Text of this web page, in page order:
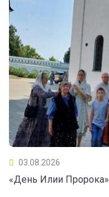
03.08.2026
«День Илии Пророка»